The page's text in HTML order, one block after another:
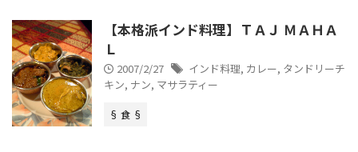
【本格派インド料理】ＴＡＪ ＭＡＨＡ
Ｌ
2007/2/27 インド料理, カレー, タンドリーチ
キン, ナン, マサラティー
§ 食 §